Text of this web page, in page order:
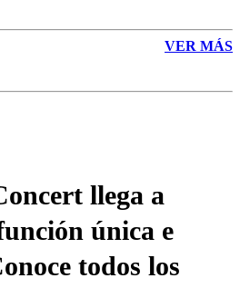
VER MÁS
llega a
única e
todos los